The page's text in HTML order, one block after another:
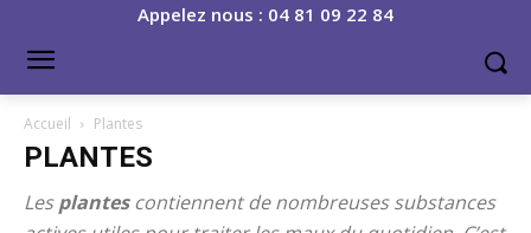
Appelez nous : 04 81 09 22 84
Accueil Plantes
PLANTES
Lesplantescontiennent de nombreuses substances